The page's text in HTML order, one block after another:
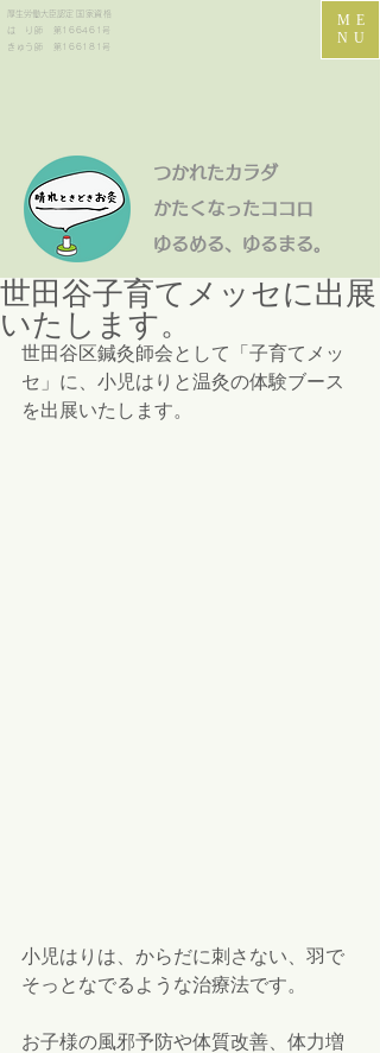
​厚生労働大臣認定
国家資格
は り師 第166461号
きゅう師 第166181号
ME
NU
つかれたカラダ
かたくなったココロ
​ゆるめる、ゆるまる。
世田谷子育てメッセに出展
いたします。
世田谷区鍼灸師会として「子育てメッ
セ」に、小児はりと温灸の体験ブース
を出展いたします。
小児はりは、からだに刺さない、羽で
そっとなでるような治療法です。
お子様の風邪予防や体質改善、体力増